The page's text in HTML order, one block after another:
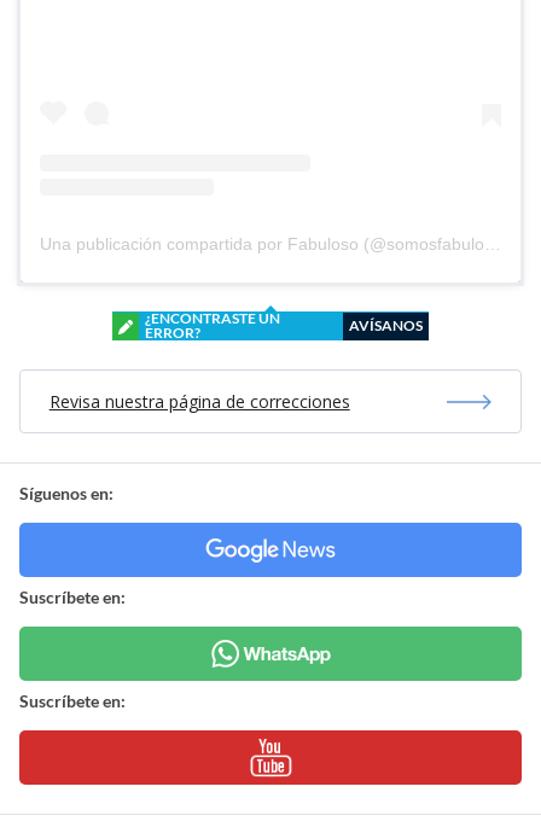
Una publicación compartida por Fabuloso (@somosfabuloso)
¿ENCONTRASTE UN
ERROR?
AVÍSANOS
Revisa nuestra página de correcciones
Síguenos en:
Suscríbete en:
Suscríbete en: